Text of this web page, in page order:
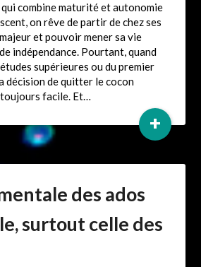
combine maturité et autonomie
on rêve de partir de chez ses
et pouvoir mener sa vie
indépendance. Pourtant, quand
supérieures ou du premier
décision de quitter le cocon
toujours facile. Et…
+
des ados
surtout celle des